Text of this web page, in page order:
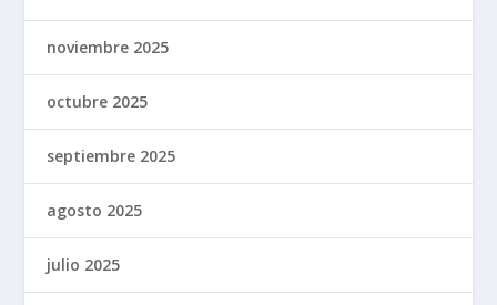
noviembre 2025
octubre 2025
septiembre 2025
agosto 2025
julio 2025